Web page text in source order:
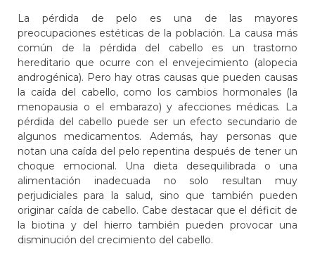
La pérdida de pelo es una de las mayores
preocupaciones estéticas de la población. La causa más
común de la pérdida del cabello es un trastorno
hereditario que ocurre con el envejecimiento (alopecia
androgénica). Pero hay otras causas que pueden causas
la caída del cabello, como los cambios hormonales (la
menopausia o el embarazo) y afecciones médicas. La
pérdida del cabello puede ser un efecto secundario de
algunos medicamentos. Además, hay personas que
notan una caída del pelo repentina después de tener un
choque emocional. Una dieta desequilibrada o una
alimentación inadecuada no solo resultan muy
perjudiciales para la salud, sino que también pueden
originar caída de cabello. Cabe destacar que el déficit de
la biotina y del hierro también pueden provocar una
disminución del crecimiento del cabello.